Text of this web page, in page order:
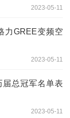
2023-05-11
力GREE变频空
2023-05-11
总冠军名单表
2023-05-11